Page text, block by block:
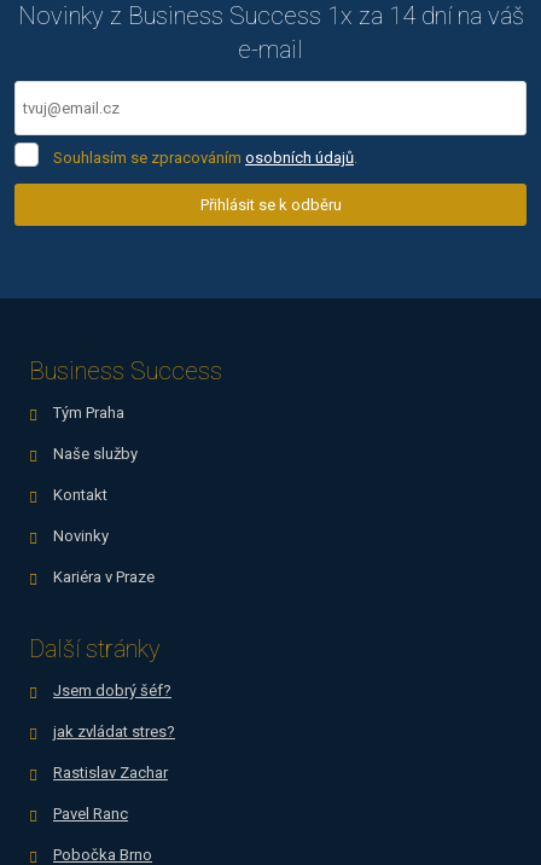
odeslat.
Novinky z Business Success 1x za 14 dní na váš
e-mail
Souhlasím
Souhlasím se zpracováním osobních údajů.
Přihlásit se k odběru
odeslat.
Business Success
Tým Praha
Naše služby
Kontakt
Novinky
Kariéra v Praze
Další stránky
Jsem dobrý šéf?
jak zvládat stres?
Rastislav Zachar
Pavel Ranc
Pobočka Brno